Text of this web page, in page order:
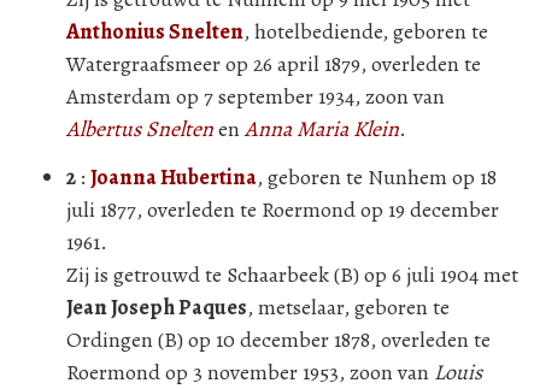
Anthonius Snelten, hotelbediende, geboren te
Watergraafsmeer op 26 april 1879, overleden te
Amsterdam op 7 september 1934, zoon van
Albertus SneltenenAnna Maria Klein.
2 : Joanna Hubertina, geboren te Nunhem op 18
juli 1877, overleden te Roermond op 19 december
1961.
Zij is getrouwd te Schaarbeek (B) op 6 juli 1904 met
Jean Joseph Paques, metselaar, geboren te
Ordingen (B) op 10 december 1878, overleden te
Roermond op 3 november 1953, zoon van Louis